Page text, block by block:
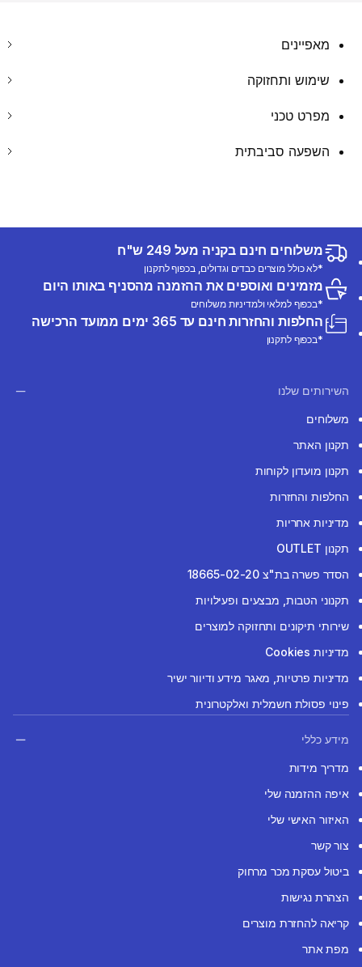
מאפיינים
שימוש ותחזוקה
מפרט טכני
השפעה סביבתית
משלוחים חינם בקניה מעל 249 ש"ח
*לא כולל מוצרים כבדים וגדולים, בכפוף לתקנון
מזמינים ואוספים את ההזמנה מהסניף באותו היום
*בכפוף למלאי ולמדיניות משלוחים
החלפות והחזרות חינם עד 365 ימים ממועד הרכישה
*בכפוף לתקנון
השירותים שלנו
משלוחים
תקנון האתר
תקנון מועדון לקוחות
החלפות והחזרות
מדיניות אחריות
תקנון OUTLET
הסדר פשרה בת"צ 18665-02-20
תקנוני הטבות, מבצעים ופעילויות
שירותי תיקונים ותחזוקה למוצרים
מדיניות Cookies
מדיניות פרטיות, מאגר מידע ודיוור ישיר
פינוי פסולת חשמלית ואלקטרונית
מידע כללי
מדריך מידות
איפה ההזמנה שלי
האיזור האישי שלי
צור קשר
ביטול עסקת מכר מרחוק
הצהרת נגישות
קריאה להחזרת מוצרים
מפת אתר